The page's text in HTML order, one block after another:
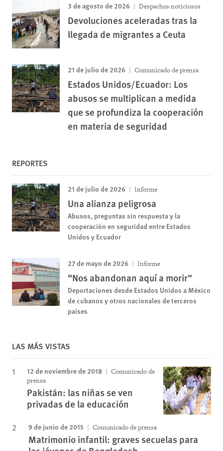
3 de agosto de 2026 Despachos noticiosos
Devoluciones aceleradas tras la
llegada de migrantes a Ceuta
21 de julio de 2026 Comunicado de prensa
Estados Unidos/Ecuador: Los
abusos se multiplican a medida
que se profundiza la cooperación
en materia de seguridad
REPORTES
21 de julio de 2026 Informe
Una alianza peligrosa
Abusos, preguntas sin respuesta y la
cooperación en seguridad entre Estados
Unidos y Ecuador
27 de mayo de 2026 Informe
“Nos abandonan aquí a morir”
Deportaciones desde Estados Unidos a México
de cubanos y otros nacionales de terceros
países
LAS MÁS VISTAS
12 de noviembre de 2018
Comunicado de
prensa
Pakistán: las niñas se ven
privadas de la educación
9 de junio de 2015 Comunicado de prensa
Matrimonio infantil: graves secuelas para